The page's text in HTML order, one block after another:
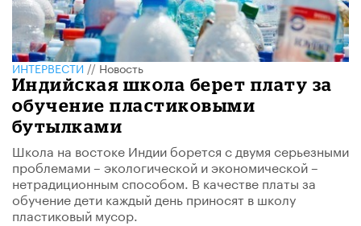
ИНТЕРВЕСТИ//Новость
Индийская школа берет плату за
обучение пластиковыми
бутылками
Школа на востоке Индии борется с двумя серьезными
проблемами – экологической и экономической –
нетрадиционным способом. В качестве платы за
обучение дети каждый день приносят в школу
пластиковый мусор.